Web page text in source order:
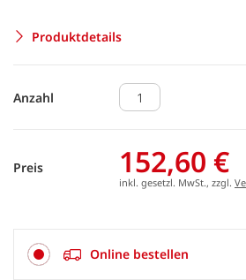
Produktdetails
Anzahl
Preis 152,60 €
inkl. gesetzl. MwSt., zzgl.
Online bestellen